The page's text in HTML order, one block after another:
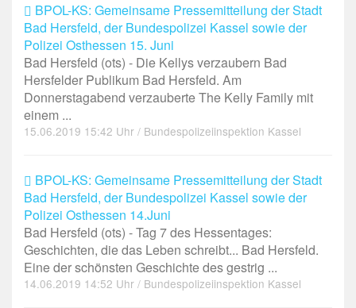
BPOL-KS: Gemeinsame Pressemitteilung der Stadt
Bad Hersfeld, der Bundespolizei Kassel sowie der
Polizei Osthessen 15. Juni
Bad Hersfeld (ots) - Die Kellys verzaubern Bad
Hersfelder Publikum Bad Hersfeld. Am
Donnerstagabend verzauberte The Kelly Family mit
einem ...
15.06.2019 15:42 Uhr / Bundespolizeiinspektion Kassel
BPOL-KS: Gemeinsame Pressemitteilung der Stadt
Bad Hersfeld, der Bundespolizei Kassel sowie der
Polizei Osthessen 14.Juni
Bad Hersfeld (ots) - Tag 7 des Hessentages:
Geschichten, die das Leben schreibt... Bad Hersfeld.
Eine der schönsten Geschichte des gestrig ...
14.06.2019 14:52 Uhr / Bundespolizeiinspektion Kassel